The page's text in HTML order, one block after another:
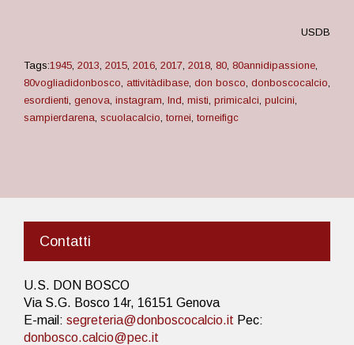
USDB
Tags:1945, 2013, 2015, 2016, 2017, 2018, 80, 80annidipassione,
80vogliadidonbosco, attivitàdibase, don bosco, donboscocalcio,
esordienti, genova, instagram, lnd, misti, primicalci, pulcini,
sampierdarena, scuolacalcio, tornei, torneifigc
Contatti
U.S. DON BOSCO
Via S.G. Bosco 14r, 16151 Genova
E-mail: segreteria@donboscocalcio.it Pec:
donbosco.calcio@pec.it